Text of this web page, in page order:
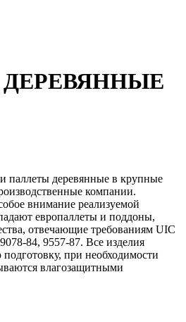
паллеты деревянные в крупные
компании.
внимание реализуемой
европаллеты и поддоны,
отвечающие требованиям UIC
84, 9557-87. Все изделия
при необходимости
влагозащитными